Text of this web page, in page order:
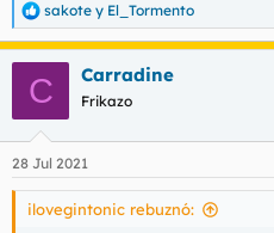
R
e
e
s
sakote y El_Tormento
C Carradine
Frikazo
28 Jul 2021
ilovegintonic rebuznó: